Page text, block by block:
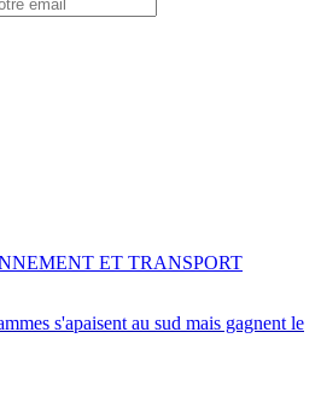
s'apaisent au sud mais gagnent le
ET TRANSPORT